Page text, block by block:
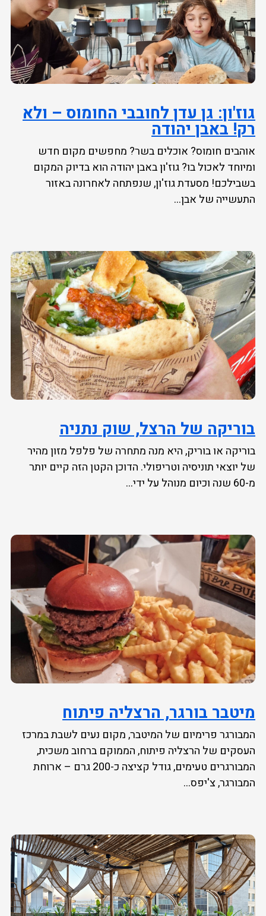
גוז'ון: גן עדן לחובבי החומוס – ולא
רק! באבן יהודה
אוהבים חומוס? אוכלים בשר? מחפשים מקום חדש
ומיוחד לאכול בו? גוז'ון באבן יהודה הוא בדיוק המקום
בשבילכם! מסעדת גוז'ון, שנפתחה לאחרונה באזור
התעשייה של אבן...
בוריקה של הרצל, שוק נתניה
בוריקה או בוריק, היא מנה מתחרה של פלפל מזון מהיר
של יוצאי תוניסיה וטריפולי. הדוכן הקטן הזה קיים יותר
מ-60 שנה וכיום מנוהל על ידי...
מיטבר בורגר, הרצליה פיתוח
המבורגר פרימיום של המיטבר, מקום נעים לשבת במרכז
העסקים של הרצליה פיתוח, הממוקם ברחוב משכית,
המבורגרים טעימים, גודל קציצה כ-200 גרם – ארוחת
המבורגר, צ'יפס...